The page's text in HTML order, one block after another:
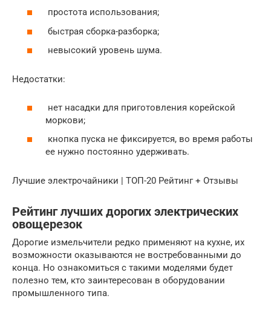
простота использования;
быстрая сборка-разборка;
невысокий уровень шума.
Недостатки:
нет насадки для приготовления корейской
моркови;
кнопка пуска не фиксируется, во время работы
ее нужно постоянно удерживать.
Лучшие электрочайники | ТОП-20 Рейтинг + Отзывы
Рейтинг лучших дорогих электрических
овощерезок
Дорогие измельчители редко применяют на кухне, их
возможности оказываются не востребованными до
конца. Но ознакомиться с такими моделями будет
полезно тем, кто заинтересован в оборудовании
промышленного типа.